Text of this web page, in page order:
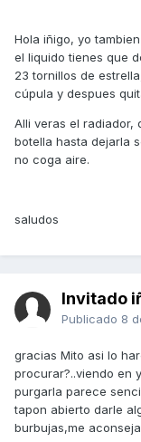
Hola iñigo, yo
el liquido tienes que
23 tornillos de
cúpula y despues
Alli veras el radiador,
botella hasta dejarla
no coga aire.
saludos
Invitado
Publicado 8
gracias Mito asi lo
procurar?..viendo en
purgarla parece
tapon abierto darle
burbujas,me